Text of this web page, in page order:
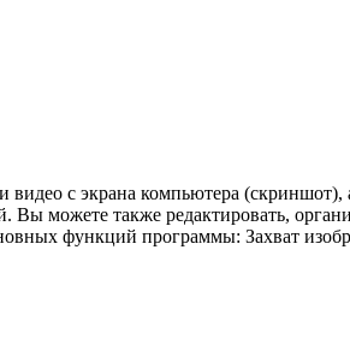
видео с экрана компьютера
Вы можете также редактировать,
функций программы: Захват